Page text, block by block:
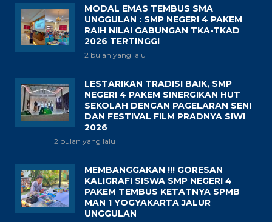
MODAL EMAS TEMBUS SMA
UNGGULAN : SMP NEGERI 4 PAKEM
RAIH NILAI GABUNGAN TKA-TKAD
2026 TERTINGGI
2 bulan yang lalu
LESTARIKAN TRADISI BAIK, SMP
NEGERI 4 PAKEM SINERGIKAN HUT
SEKOLAH DENGAN PAGELARAN SENI
DAN FESTIVAL FILM PRADNYA SIWI
2026
2 bulan yang lalu
MEMBANGGAKAN !!! GORESAN
KALIGRAFI SISWA SMP NEGERI 4
PAKEM TEMBUS KETATNYA SPMB
MAN 1 YOGYAKARTA JALUR
UNGGULAN